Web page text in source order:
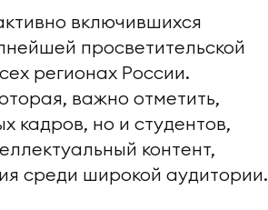
включившихся
просветительской
регионах России.
важно отметить,
кадров, но и студентов,
контент,
среди широкой аудитории.